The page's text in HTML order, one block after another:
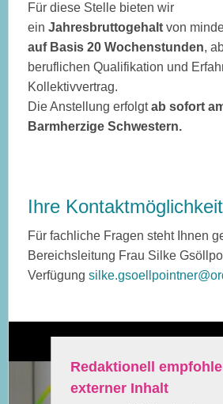
Für diese Stelle bieten wir
ein Jahresbruttogehalt von
auf Basis 20 Wochenstunden,
beruflichen Qualifikation und
Kollektivvertrag.
Die Anstellung erfolgtab sofort
Barmherzige Schwestern.
Ihre
Für fachliche Fragen steht Ihnen
Bereichsleitung Frau Silke
Verfügung
Redaktionell
externer Inhalt